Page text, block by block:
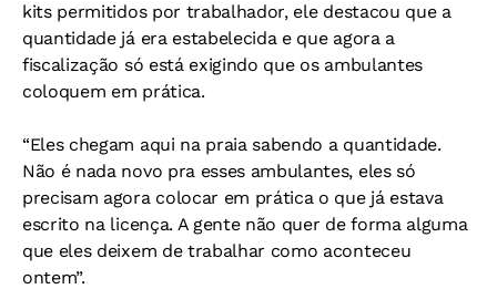
kits permitidos por trabalhador, ele destacou que a
quantidade já era estabelecida e que agora a
fiscalização só está exigindo que os ambulantes
coloquem em prática.
“Eles chegam aqui na praia sabendo a quantidade.
Não é nada novo pra esses ambulantes, eles só
precisam agora colocar em prática o que já estava
escrito na licença. A gente não quer de forma alguma
que eles deixem de trabalhar como aconteceu
ontem”.